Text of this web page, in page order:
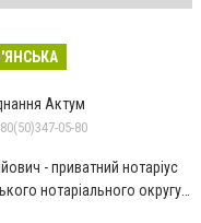
Актум
05-80
- приватний нотаріус
нотаріального округу